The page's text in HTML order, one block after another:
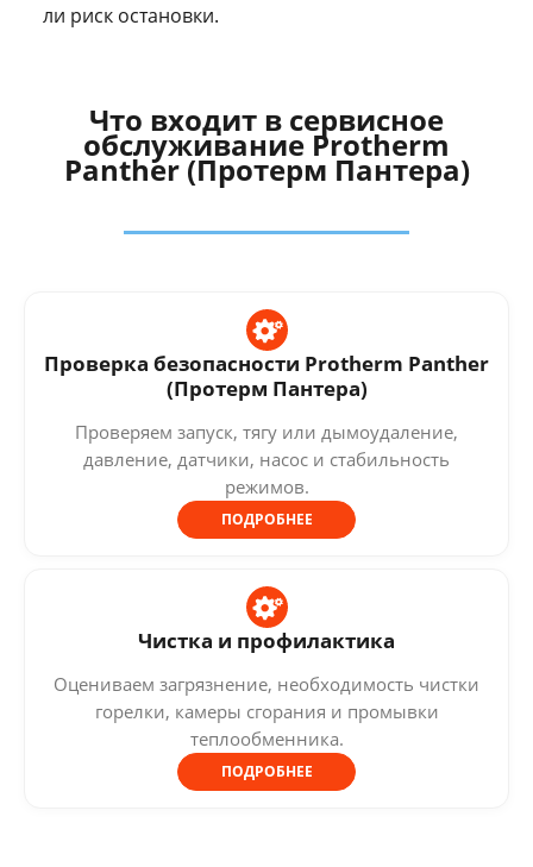
ли риск остановки.
Что входит в сервисное
обслуживание Protherm
Panther (Протерм Пантера)
Проверка безопасности Protherm Panther
(Протерм Пантера)
Проверяем запуск, тягу или дымоудаление,
давление, датчики, насос и стабильность
режимов.
ПОДРОБНЕЕ
Чистка и профилактика
Оцениваем загрязнение, необходимость чистки
горелки, камеры сгорания и промывки
теплообменника.
ПОДРОБНЕЕ